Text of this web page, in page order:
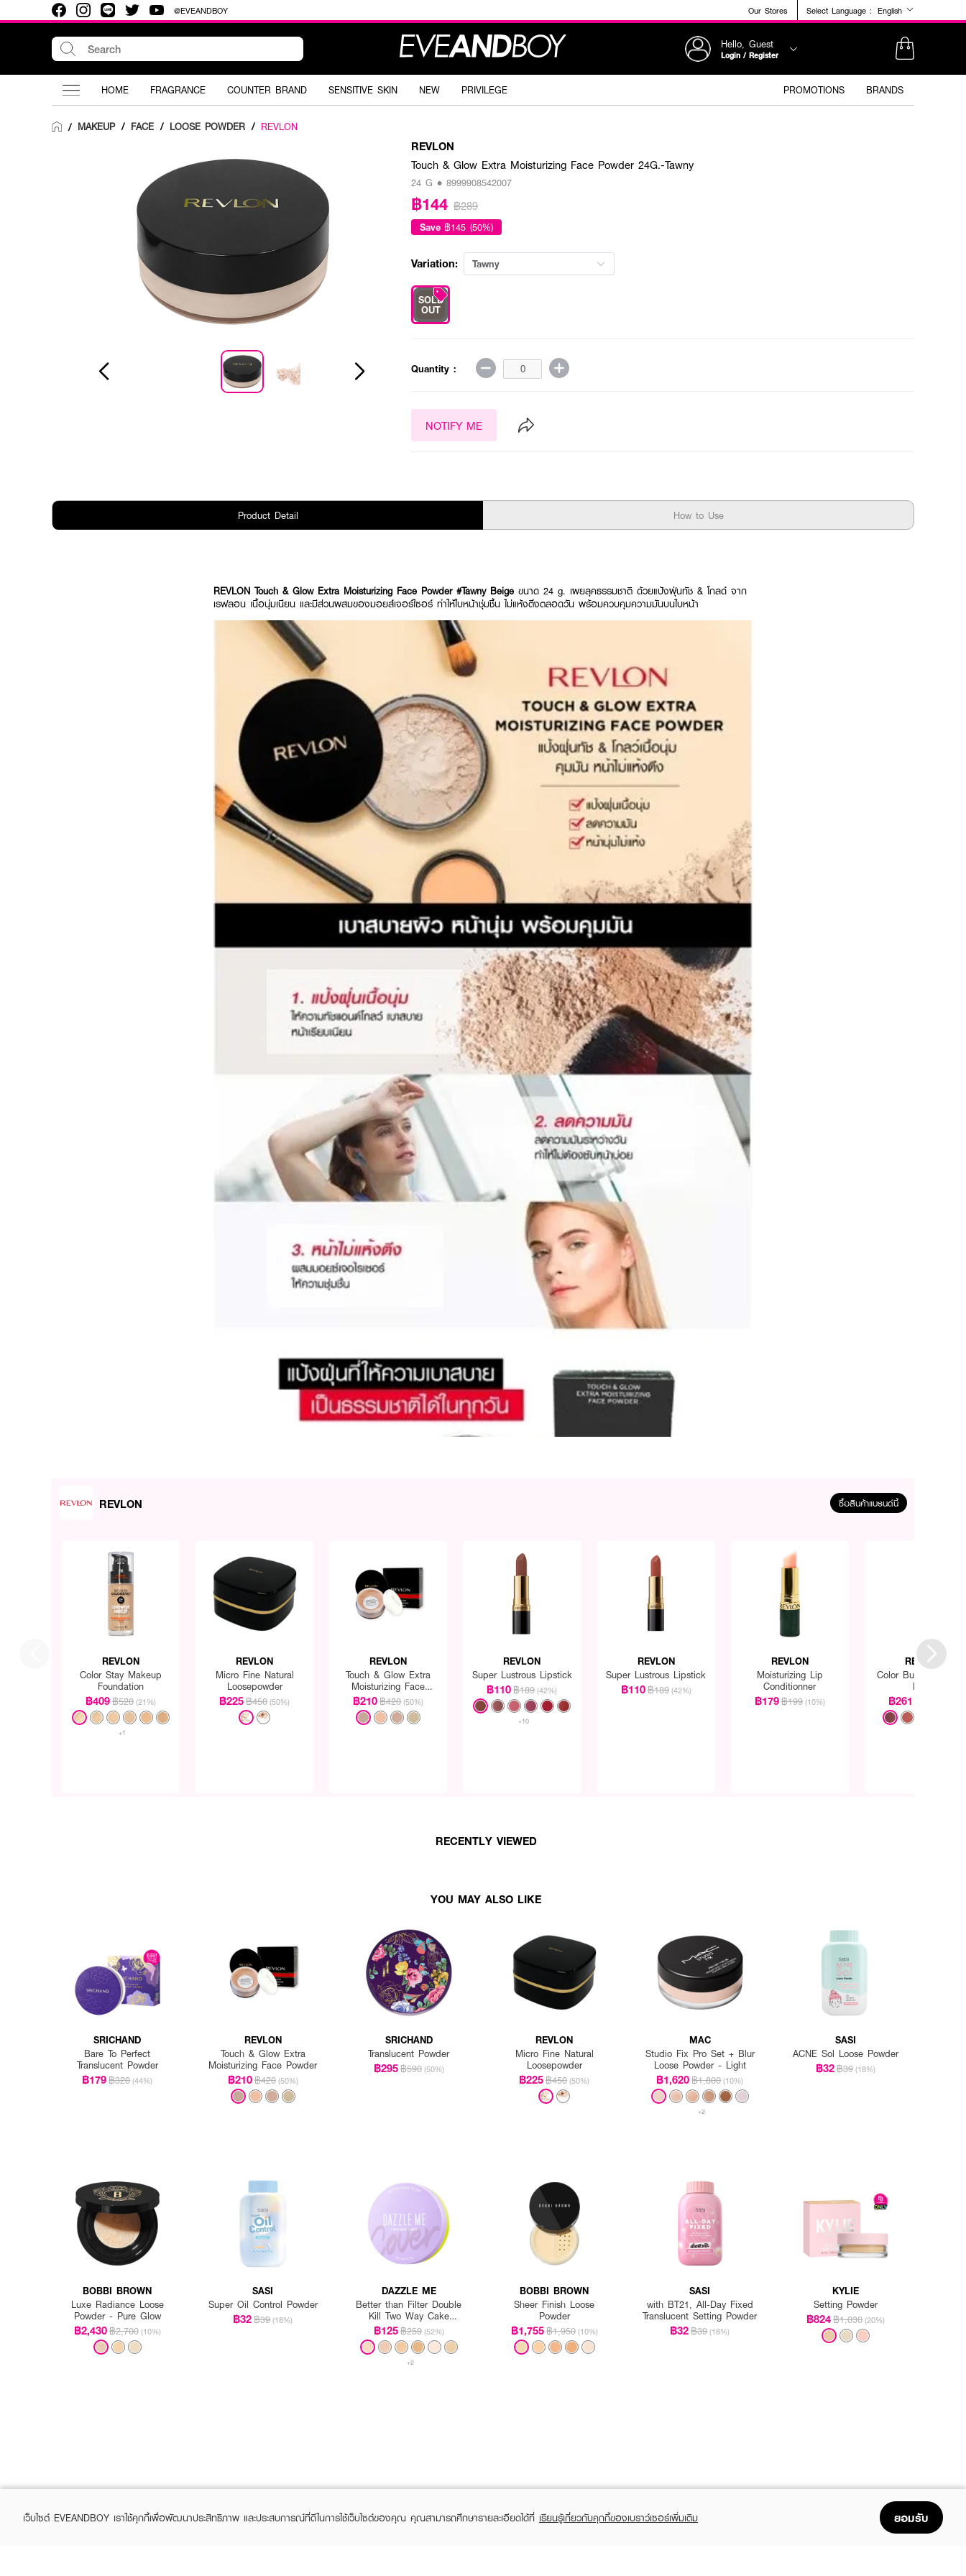
@EVEANDBOY Our Stores Select Language : English
Hello, Guest
Login / Register
HOME FRAGRANCE COUNTER BRAND SENSITIVE SKIN NEW PRIVILEGE PROMOTIONS BRANDS
/ MAKEUP / FACE / LOOSE POWDER / REVLON
REVLON
Touch & Glow Extra Moisturizing Face Powder 24G.-Tawny
24 G • 8999908542007
฿144 ฿289
Save ฿145 (50%)
Variation: Tawny
SOLD
OUT
Quantity :
NOTIFY ME
Product Detail How to Use
REVLON Touch & Glow Extra Moisturizing Face Powder #Tawny Beige ขนาด 24 g. เผยลุคธรรมชาติ ด้วยแป้งฝุ่นทัช & โกลด์ จาก
เรฟลอน เนื้อนุ่มเนียน และมีส่วนผสมของมอยส์เจอร์ไซอร์ ทำให้ใบหน้าชุ่มชื้น ไม่แห้งตึงตลอดวัน พร้อมควบคุมความมันบนใบหน้า
ผลลัพธ์ที่ได้ :
REVLON Touch & Glow Extra Moisturizing Face Powder
แป้งฝุ่นทัช & โกลด์ เอ็กซ์ตร้ามอยส์เจอร์ไรซิ่งเซอร์ เฟสพาวเดอร์ ลูสพาวเด
อร์ เนื้อแป้งมีความบางเบา ควบคุมความมัน มีสีสันกลมกลืนกับสีของรองพื้น ช่วยให้รองพื้นติดทน ใช้เป็นขั้นตอนสุดท้ายของการแต่งหน้า
• ควบคุมความมัน แต่ไม่ทำให้หน้าแห้งตึง
• ทำให้หน้าเนียน กระจ่างใสอย่างเป็นธรรมชาติ
• มีสีสันกลมกลืนกับสีของรองพื้น ช่วยให้รองพื้นติดทน ใช้เป็นขั้นตอนสุดท้ายของการแต่งหน้า
How to Use :
REVLON Touch & Glow Extra Moisturizing Face Powderเกลี่ยให้ทั่วใบหน้า
REVLON ซื้อสินค้าแบรนด์นี้
REVLON
Color Stay Makeup
Foundation
฿409฿520 (21%)
+1
REVLON
Micro Fine Natural
Loosepowder
฿225฿450 (50%)
REVLON
Touch & Glow Extra
Moisturizing Face
Powder
฿210฿420 (50%)
REVLON
Super Lustrous Lipstick
฿110฿189 (42%)
+10
REVLON
Super Lustrous Lipstick
฿110฿189 (42%)
REVLON
Moisturizing Lip
Conditionner
฿179฿199 (10%)
REVLON
Color Burst Matte
Balm
฿261
RECENTLY VIEWED
YOU MAY ALSO LIKE
SRICHAND
Bare To Perfect
Translucent Powder
฿179฿320 (44%)
REVLON
Touch & Glow Extra
Moisturizing Face Powder
฿210฿420 (50%)
SRICHAND
Translucent Powder
฿295฿590 (50%)
REVLON
Micro Fine Natural
Loosepowder
฿225฿450 (50%)
MAC
Studio Fix Pro Set + Blur
Loose Powder - Light
฿1,620฿1,800 (10%)
+2
SASI
ACNE Sol Loose Powder
฿32฿39 (18%)
BOBBI BROWN
Luxe Radiance Loose
Powder - Pure Glow
฿2,430฿2,700 (10%)
SASI
Super Oil Control Powder
฿32฿39 (18%)
DAZZLE ME
Better than Filter Double
Kill Two Way Cake
Powder
฿125฿259 (52%)
+2
BOBBI BROWN
Sheer Finish Loose
Powder
฿1,755฿1,950 (10%)
SASI
with BT21, All-Day Fixed
Translucent Setting Powder
฿32฿39 (18%)
KYLIE
Setting Powder
฿824฿1,030 (20%)
เว็บไซต์ EVEANDBOY เราใช้คุกกี้เพื่อพัฒนาประสิทธิภาพ และประสบการณ์ที่ดีในการใช้เว็บไซต์ของคุณ คุณสามารถศึกษารายละเอียดได้ที่ เรียนรู้เกี่ยวกับคุกกี้ของเบราว์เซอร์เพิ่มเติม ยอมรับ